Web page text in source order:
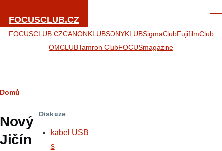
FOCUSCLUB.CZ
FOCUSCLUB.CZCANONKLUBSONYKLUBSigmaClubFujifilmClub
OMCLUBTamron ClubFOCUSmagazine
Drobečková
navigace
Domů
Nový
Jičín
Diskuze
kabel USB
s